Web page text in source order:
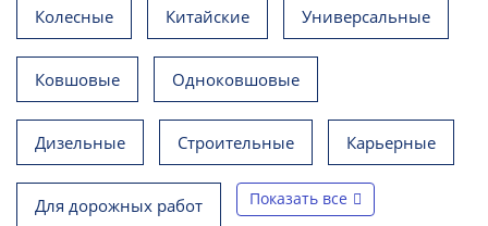
Колесные Китайские Универсальные
Ковшовые Одноковшовые
Дизельные Строительные Карьерные
Для дорожных работ Показать все